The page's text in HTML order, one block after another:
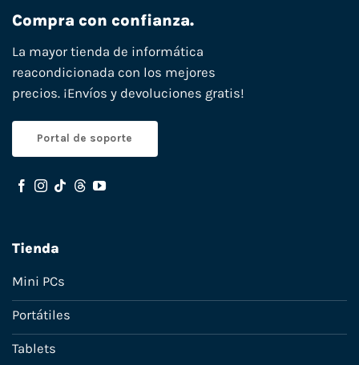
Compra con confianza.
La mayor tienda de informática
reacondicionada con los mejores
precios. ¡Envíos y devoluciones gratis!
Portal de soporte
Tienda
Mini PCs
Portátiles
Tablets